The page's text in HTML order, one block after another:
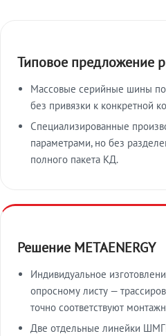
Типовое предложение
Массовые серийные шины по
без привязки к конкретной
Специализированные
параметрами, но без
полного пакета КД.
Решение METAENERGY
Индивидуальное
опросному листу —
точно соответствуют
Две отдельные линейки